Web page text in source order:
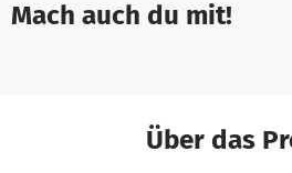
Mach auch du mit!
Über das